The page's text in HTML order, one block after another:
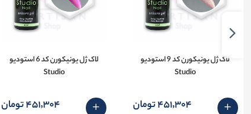
لاک ژل یونیکورن کد 9 استودیو
Studio
451٬304 تومان
لاک ژل یونیکورن کد 6 استودیو
Studio
451٬304 تومان